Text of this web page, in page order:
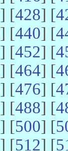
] [428] [
] [440] [
] [452] [
] [464] [
] [476] [
] [488] [
] [500] [
] [512] [